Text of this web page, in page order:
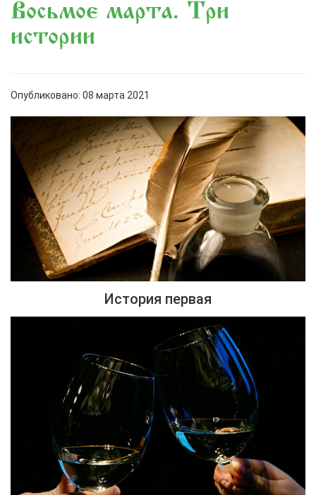
Восьмое марта. Три
истории
Опубликовано: 08 марта 2021
История первая